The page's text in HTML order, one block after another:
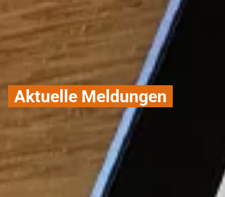
Aktuelle Meldungen